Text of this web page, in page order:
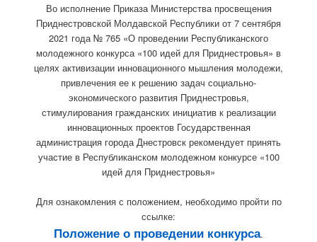
Во исполнение Приказа Министерства просвещения
Приднестровской Молдавской Республики от 7 сентября
2021 года № 765 «О проведении Республиканского
молодежного конкурса «100 идей для Приднестровья» в
целях активизации инновационного мышления молодежи,
привлечения ее к решению задач социально-
экономического развития Приднестровья,
стимулирования гражданских инициатив к реализации
инновационных проектов Государственная
администрация города Днестровск рекомендует принять
участие в Республиканском молодежном конкурсе «100
идей для Приднестровья»
Для ознакомления с положением, необходимо пройти по
ссылке:
Положение о проведении конкурса.